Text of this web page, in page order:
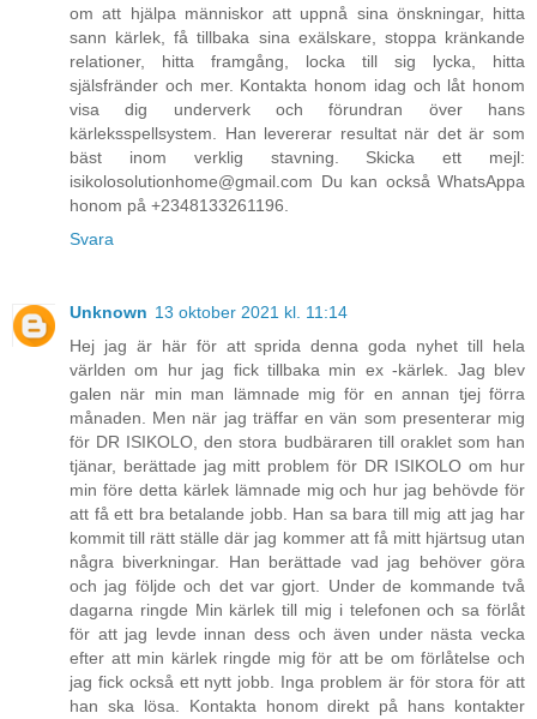
om att hjälpa människor att uppnå sina önskningar, hitta
sann kärlek, få tillbaka sina exälskare, stoppa kränkande
relationer, hitta framgång, locka till sig lycka, hitta
själsfränder och mer. Kontakta honom idag och låt honom
visa dig underverk och förundran över hans
kärleksspellsystem. Han levererar resultat när det är som
bäst inom verklig stavning. Skicka ett mejl:
isikolosolutionhome@gmail.com Du kan också WhatsAppa
honom på +2348133261196.
Svara
Unknown 13 oktober 2021 kl. 11:14
Hej jag är här för att sprida denna goda nyhet till hela
världen om hur jag fick tillbaka min ex -kärlek. Jag blev
galen när min man lämnade mig för en annan tjej förra
månaden. Men när jag träffar en vän som presenterar mig
för DR ISIKOLO, den stora budbäraren till oraklet som han
tjänar, berättade jag mitt problem för DR ISIKOLO om hur
min före detta kärlek lämnade mig och hur jag behövde för
att få ett bra betalande jobb. Han sa bara till mig att jag har
kommit till rätt ställe där jag kommer att få mitt hjärtsug utan
några biverkningar. Han berättade vad jag behöver göra
och jag följde och det var gjort. Under de kommande två
dagarna ringde Min kärlek till mig i telefonen och sa förlåt
för att jag levde innan dess och även under nästa vecka
efter att min kärlek ringde mig för att be om förlåtelse och
jag fick också ett nytt jobb. Inga problem är för stora för att
han ska lösa. Kontakta honom direkt på hans kontakter